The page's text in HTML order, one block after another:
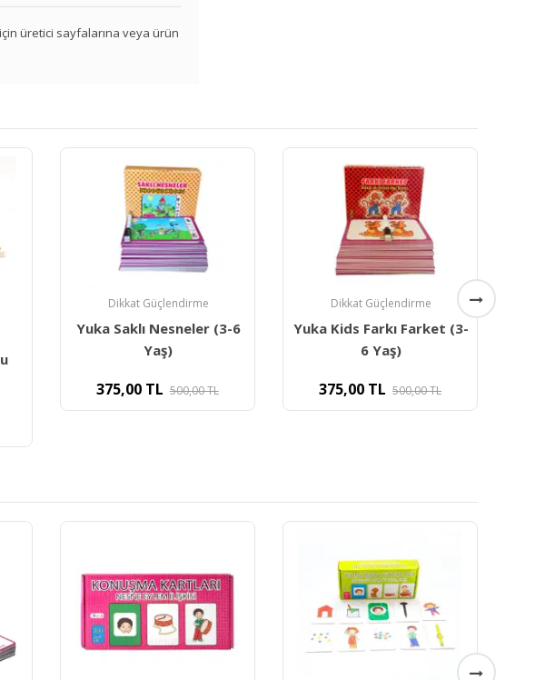
üretici sayfalarına veya ürün
Dikkat Güçlendirme
Yuka Kids Farkı Farket (3-
6 Yaş)
375,00TL 500,00TL
Eğitici Kartlar
Yuka Örüntüler